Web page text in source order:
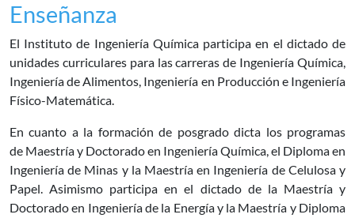
Enseñanza
El Instituto de Ingeniería Química participa en el dictado de
unidades curriculares para las carreras de Ingeniería Química,
Ingeniería de Alimentos, Ingeniería en Producción e Ingeniería
Físico-Matemática.
En cuanto a la formación de posgrado dicta los programas
de Maestría y Doctorado en Ingeniería Química, el Diploma en
Ingeniería de Minas y la Maestría en Ingeniería de Celulosa y
Papel. Asimismo participa en el dictado de la Maestría y
Doctorado en Ingeniería de la Energía y la Maestría y Diploma